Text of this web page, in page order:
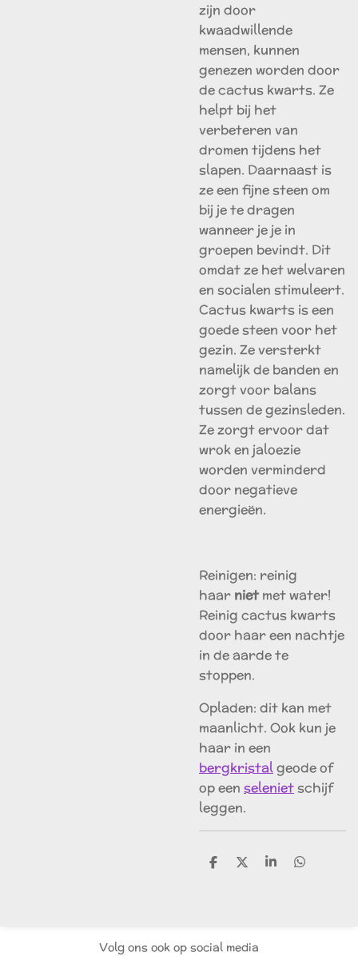
zijn door
kwaadwillende
mensen, kunnen
genezen worden door
de cactus kwarts. Ze
helpt bij het
verbeteren van
dromen tijdens het
slapen. Daarnaast is
ze een fijne steen om
bij je te dragen
wanneer je je in
groepen bevindt. Dit
omdat ze het welvaren
en socialen stimuleert.
Cactus kwarts is een
goede steen voor het
gezin. Ze versterkt
namelijk de banden en
zorgt voor balans
tussen de gezinsleden.
Ze zorgt ervoor dat
wrok en jaloezie
worden verminderd
door negatieve
energieën.
Reinigen: reinig
haar niet met water!
Reinig cactus kwarts
door haar een nachtje
in de aarde te
stoppen.
Opladen: dit kan met
maanlicht. Ook kun je
haar in een
bergkristalgeode of
op een selenietschijf
leggen.
D
D
S
D
Volg ons ook op social media